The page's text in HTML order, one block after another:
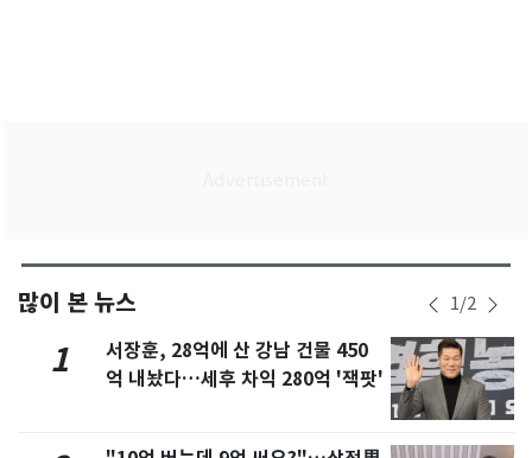
많이 본 뉴스 1/2
1
서장훈, 28억에 산 강남 건물 450
억 내놨다…세후 차익 280억 '잭팟'